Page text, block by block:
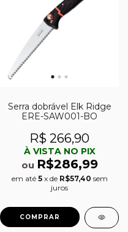
Serra dobrável Elk Ridge
ERE-SAW001-BO
R$ 266,90
À VISTA NO PIX
ou R$286,99
em até 5 x de R$57,40 sem
juros